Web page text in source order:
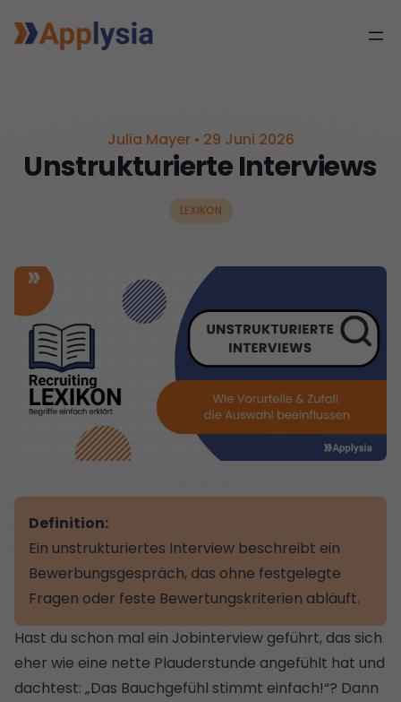
Julia Mayer • 29 Juni 2026
Unstrukturierte Interviews
LEXIKON
Definition:
Ein unstrukturiertes Interview beschreibt ein
Bewerbungsgespräch, das ohne festgelegte
Fragen oder feste Bewertungskriterien abläuft.
Hast du schon mal ein Jobinterview geführt, das sich
eher wie eine nette Plauderstunde angefühlt hat und
dachtest: „Das Bauchgefühl stimmt einfach!“? Dann